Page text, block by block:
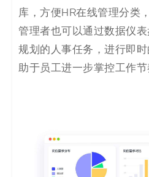
库，方便HR在线管理分类
管理者也可以通过数据仪
规划的人事任务，进行即
助于员工进一步掌控工作节